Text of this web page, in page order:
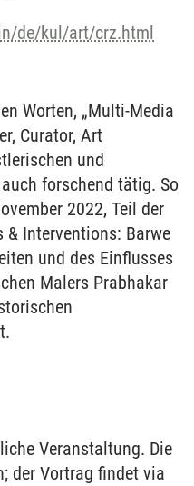
de/kul/art/crz.html
Worten, „Multi-Media
Curator, Art
und
forschend tätig. So
2022, Teil der
& Interventions: Barwe
und des Einflusses
Malers Prabhakar
Veranstaltung. Die
der Vortrag findet via